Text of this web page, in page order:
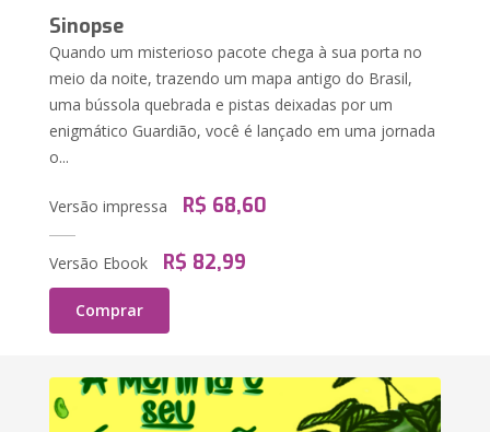
Sinopse
Quando um misterioso pacote chega à sua porta no
meio da noite, trazendo um mapa antigo do Brasil,
uma bússola quebrada e pistas deixadas por um
enigmático Guardião, você é lançado em uma jornada
o...
Versão impressa R$ 68,60
Versão Ebook R$ 82,99
Comprar